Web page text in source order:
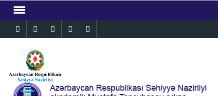
contentInstagramFacebookLinkedinTwitterYouTube